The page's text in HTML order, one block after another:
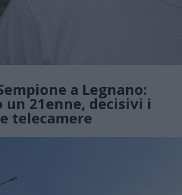
a Legnano:
21enne, decisivi i
telecamere